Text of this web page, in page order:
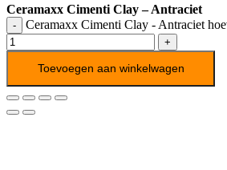
Ceramaxx Cimenti Clay – Antraciet
Ceramaxx Cimenti Clay - Antraciet
Toevoegen aan winkelwagen